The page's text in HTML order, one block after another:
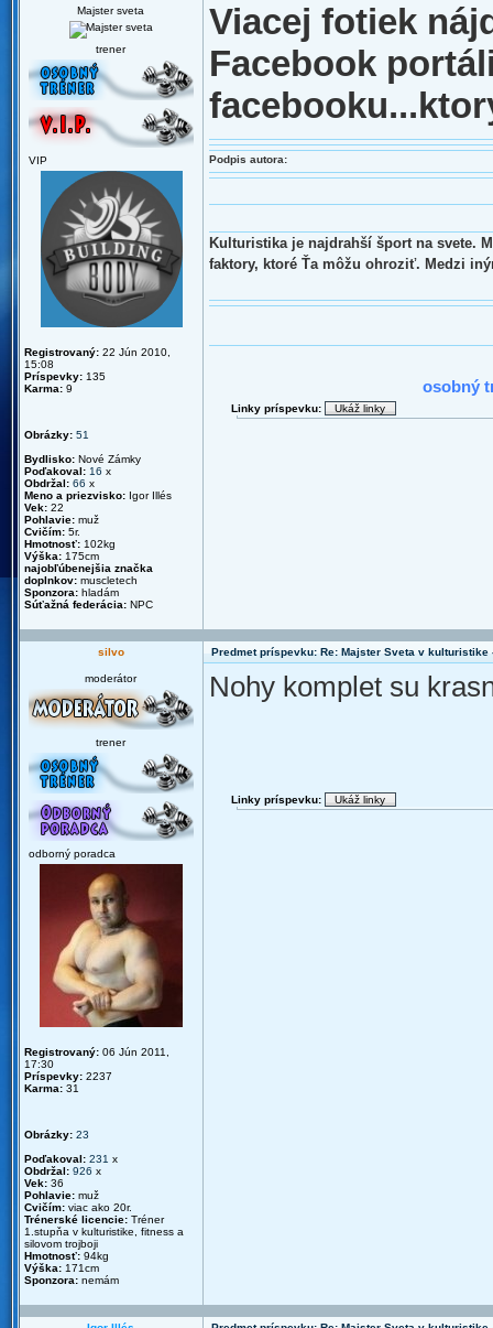
Majster sveta
trener
VIP
Registrovaný: 22 Jún 2010,
15:08
Príspevky: 135
Karma: 9
Obrázky: 51
Bydlisko: Nové Zámky
Poďakoval: 16 x
Obdržal: 66 x
Meno a priezvisko: Igor Illés
Vek: 22
Pohlavie: muž
Cvičím: 5r.
Hmotnosť: 102kg
Výška: 175cm
najobľúbenejšia značka
doplnkov: muscletech
Sponzora: hladám
Súťažná federácia: NPC
Viacej fotiek
Facebook
Podpis autora:
Kulturistika je najdrahší šport na svete.
faktory, ktoré Ťa môžu ohroziť. Medzi
osobný
Linky príspevku:
silvo Predmet príspevku: Re: Majster Sveta v kulturistike
moderátor
trener
odborný poradca
Registrovaný: 06 Jún 2011,
17:30
Príspevky: 2237
Karma: 31
Obrázky: 23
Poďakoval: 231 x
Obdržal: 926 x
Vek: 36
Pohlavie: muž
Cvičím: viac ako 20r.
Trénerské licencie: Tréner
1.stupňa v kulturistike, fitness a
silovom trojboji
Hmotnosť: 94kg
Výška: 171cm
Sponzora: nemám
Nohy komplet su
Linky príspevku: